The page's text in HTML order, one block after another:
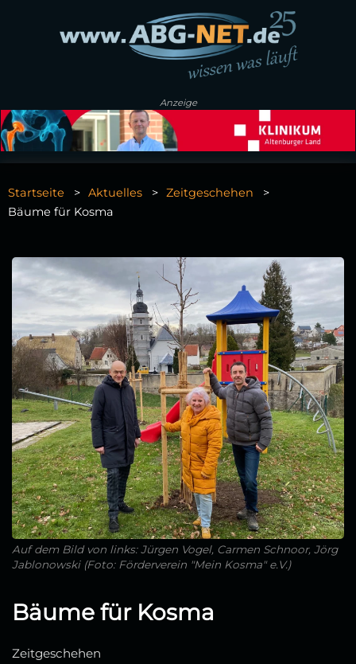
Anzeige
Startseite Aktuelles
Zeitgeschehen
Bäume für Kosma
Auf dem Bild von links: Jürgen Vogel, Carmen Schnoor, Jörg
Jablonowski (Foto: Förderverein "Mein Kosma" e.V.)
Bäume für Kosma
Zeitgeschehen